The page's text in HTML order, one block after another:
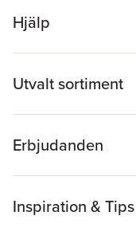
Hjälp
Utvalt sortiment
Erbjudanden
Inspiration & Tips